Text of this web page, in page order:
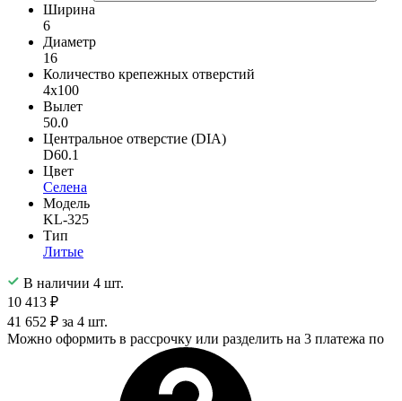
Ширина
6
Диаметр
16
Количество крепежных отверстий
4x100
Вылет
50.0
Центральное отверстие (DIA)
D60.1
Цвет
Селена
Модель
KL-325
Тип
Литые
В наличии 4 шт.
10 413 ₽
41 652 ₽ за 4 шт.
Можно оформить в рассрочку или разделить на 3 платежа по